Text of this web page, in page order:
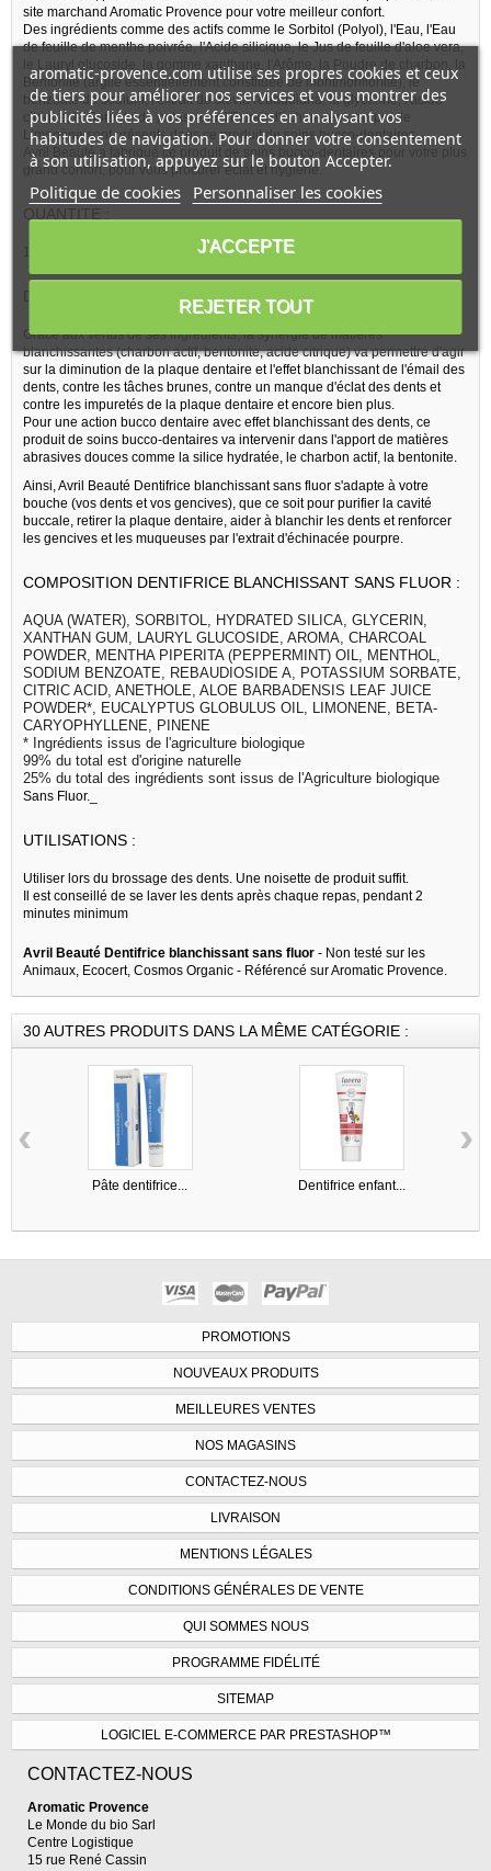
site marchand Aromatic Provence pour votre meilleur confort.
Des ingrédients comme des actifs comme le Sorbitol (Polyol), l'Eau, l'Eau
de feuille de menthe poivrée, l'Acide silicique, le Jus de feuille d'aloe vera,
le Lauryl glucoside, la gomme xanthane, l'Arôme, la Poudre de charbon, la
Bentonite (argile essentiellement constituée de montmorillonite), le
benzoate de sodium, l'extrait de stevia rebaudiana, la glycérine, l'acide
citrique, le Sorbate de potassium, l'Extrait d'échinacée pourpre, le
Limonène sont présents dans ce produit de soins bucco-dentaires.
Avril Beauté a fabriqué ce produit de soins bucco-dentaires pour votre plus
grand confort, pour vous procurer éclat et hygiène.
QUANTITE :
100ml
DESCRIPTION DE LA MARQUEAVRIL BEAUTÉ
Grace aux vertus de ses ingrédients, la synergie de matières
blanchissantes (charbon actif, bentonite, acide citrique) va permettre d'agir
sur la diminution de la plaque dentaire et l'effet blanchissant de l'émail des
dents, contre les tâches brunes, contre un manque d'éclat des dents et
contre les impuretés de la plaque dentaire et encore bien plus.
Pour une action bucco dentaire avec effet blanchissant des dents, ce
produit de soins bucco-dentaires va intervenir dans l'apport de matières
abrasives douces comme la silice hydratée, le charbon actif, la bentonite.
Ainsi, Avril Beauté Dentifrice blanchissant sans fluor s'adapte à votre
bouche (vos dents et vos gencives), que ce soit pour purifier la cavité
buccale, retirer la plaque dentaire, aider à blanchir les dents et renforcer
les gencives et les muqueuses par l'extrait d'échinacée pourpre.
COMPOSITION DENTIFRICE BLANCHISSANT SANS FLUOR :
AQUA (WATER), SORBITOL, HYDRATED SILICA, GLYCERIN,
XANTHAN GUM, LAURYL GLUCOSIDE, AROMA, CHARCOAL
POWDER, MENTHA PIPERITA (PEPPERMINT) OIL, MENTHOL,
SODIUM BENZOATE, REBAUDIOSIDE A, POTASSIUM SORBATE,
CITRIC ACID, ANETHOLE, ALOE BARBADENSIS LEAF JUICE
POWDER*, EUCALYPTUS GLOBULUS OIL, LIMONENE, BETA-
CARYOPHYLLENE, PINENE
* Ingrédients issus de l'agriculture biologique
99% du total est d'origine naturelle
25% du total des ingrédients sont issus de l'Agriculture biologique
Sans Fluor._
UTILISATIONS :
Utiliser lors du brossage des dents. Une noisette de produit suffit.
Il est conseillé de se laver les dents après chaque repas, pendant 2
minutes minimum
Avril Beauté Dentifrice blanchissant sans fluor - Non testé sur les
Animaux, Ecocert, Cosmos Organic - Référencé sur Aromatic Provence.
30 AUTRES PRODUITS DANS LA MÊME CATÉGORIE :
Pâte dentifrice... Dentifrice enfant...
‹ ›
PROMOTIONS
NOUVEAUX PRODUITS
MEILLEURES VENTES
NOS MAGASINS
CONTACTEZ-NOUS
LIVRAISON
MENTIONS LÉGALES
CONDITIONS GÉNÉRALES DE VENTE
QUI SOMMES NOUS
PROGRAMME FIDÉLITÉ
SITEMAP
LOGICIEL E-COMMERCE PAR PRESTASHOP™
CONTACTEZ-NOUS
Aromatic Provence
Le Monde du bio Sarl
Centre Logistique
15 rue René Cassin
aromatic-provence.com utilise ses propres cookies et ceux
de tiers pour améliorer nos services et vous montrer des
publicités liées à vos préférences en analysant vos
habitudes de navigation. Pour donner votre consentement
à son utilisation, appuyez sur le bouton Accepter.
Politique de cookies Personnaliser les cookies
REJETER TOUT
J'ACCEPTE